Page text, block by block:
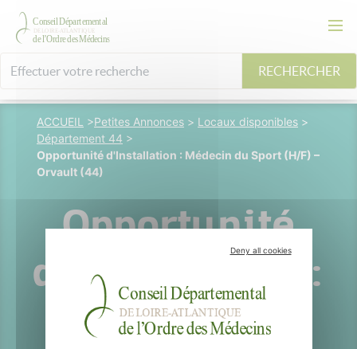
RECHERCHER
ACCUEIL >Petites Annonces > Locaux disponibles >
Département 44 >
Opportunité d'Installation : Médecin du Sport (H/F) –
Orvault (44)
Opportunité
d'Installation :
Médecin du
Deny all cookies